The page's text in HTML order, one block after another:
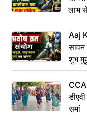
लाभ
संकेत
Aaj
सावन
शुभ
समां